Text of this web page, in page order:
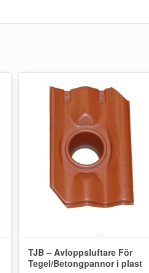
TJB – Avloppsluftare För
Tegel/Betongpannor i plast